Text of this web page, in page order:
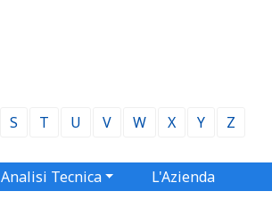
S T U V W X Y Z
Analisi Tecnica L'Azienda